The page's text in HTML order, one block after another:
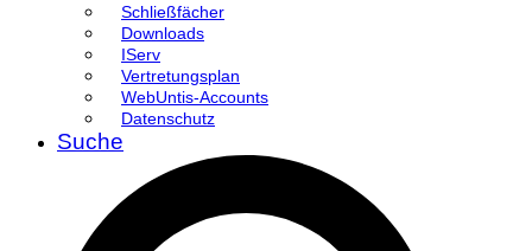
Schließfächer
Downloads
IServ
Vertretungsplan
WebUntis-Accounts
Datenschutz
Suche